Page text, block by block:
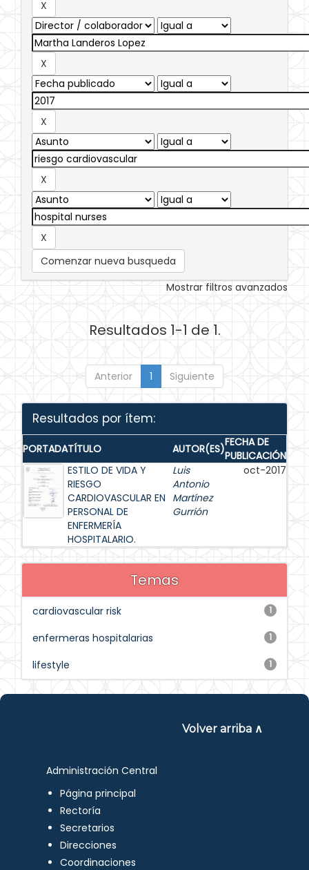
Comenzar nueva busqueda
Mostrar filtros avanzados
Resultados 1-1 de 1.
Anterior 1 Siguiente
Resultados por ítem:
PORTADATÍTULO AUTOR(ES)FECHA DE
PUBLICACIÓN
ESTILO DE VIDA Y
RIESGO
CARDIOVASCULAR EN
PERSONAL DE
ENFERMERÍA
HOSPITALARIO.
Luis
Antonio
Martínez
Gurrión
oct-2017
Temas
1
cardiovascular risk
1
enfermeras hospitalarias
1
lifestyle
Volver arriba ∧
Administración Central
Página principal
Rectoría
Secretarios
Direcciones
Coordinaciones